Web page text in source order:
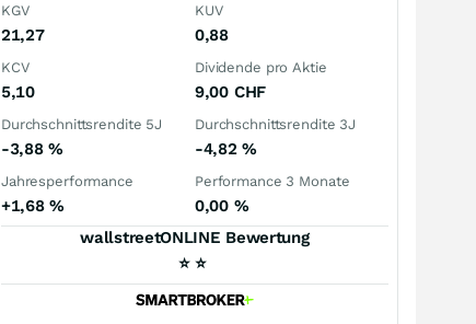
KGV
21,27
KUV
0,88
KCV
5,10
Dividende pro Aktie
9,00 CHF
Durchschnittsrendite 5J
-3,88%
Durchschnittsrendite 3J
-4,82%
Jahresperformance
+1,68%
Performance 3 Monate
0,00 %
wallstreetONLINE Bewertung
⭐ ⭐